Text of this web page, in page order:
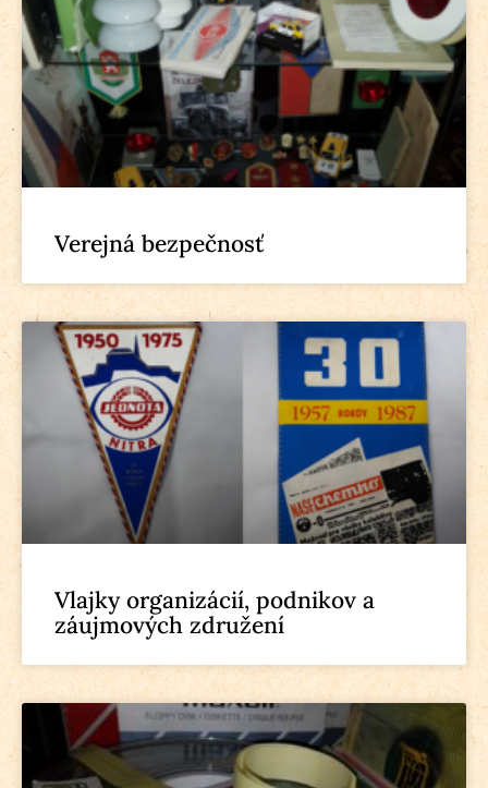
Verejná bezpečnosť
Vlajky organizácií, podnikov a
záujmových združení